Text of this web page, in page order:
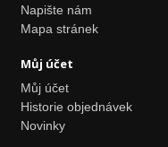
Napište nám
Mapa stránek
Můj účet
Můj účet
Historie objednávek
Novinky